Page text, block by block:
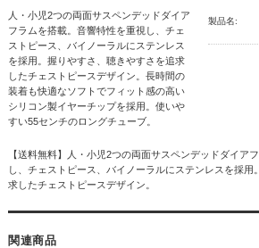
人・小児2つの両面サスペンデッドダイア
フラムを搭載。音響特性を重視し、チェ
ストピース、バイノーラルにステンレス
を採用。握りやすさ、聴きやすさを追求
したチェストピースデザイン。長時間の
装着も快適なソフトでフィット感の高い
シリコン製イヤーチップを採用。使いや
すい55センチのロングチューブ。
製品名:
【送料無料】人・小児2つの両面サスペンデッドダイア
し、チェストピース、バイノーラルにステンレスを採用
求したチェストピースデザイン。
関連商品